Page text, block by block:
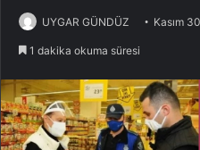
UYGAR GÜNDÜZ Kasım
1 dakika okuma süresi